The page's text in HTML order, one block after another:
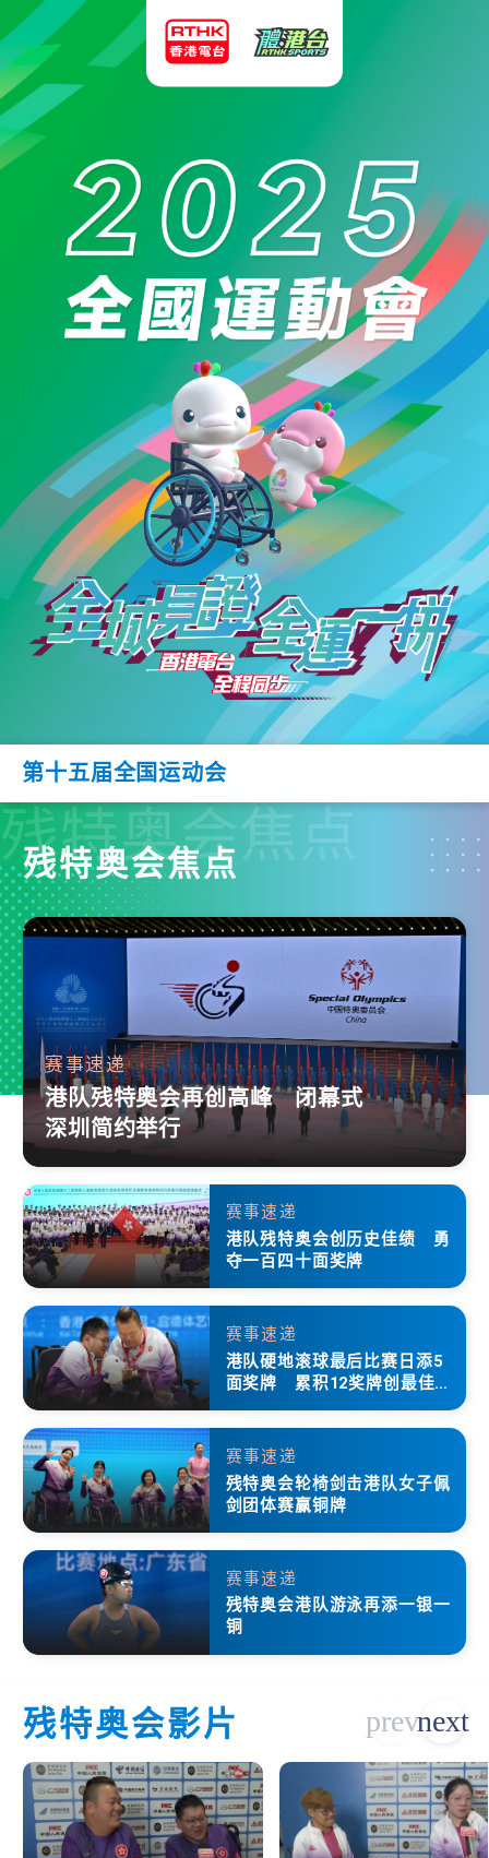
第十五届全国运动会
残特奥会焦点
残特奥会焦点
赛事速递
港队残特奥会再创高峰 闭幕式
深圳简约举行
赛事速递
港队残特奥会创历史佳绩 勇
夺一百四十面奖牌
赛事速递
港队硬地滚球最后比赛日添5
面奖牌 累积12奖牌创最佳成
赛事速递
残特奥会轮椅剑击港队女子佩
剑团体赛赢铜牌
赛事速递
残特奥会港队游泳再添一银一
铜
残特奥会影片